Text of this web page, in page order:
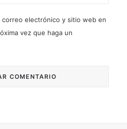
correo electrónico y sitio web en
vez que haga un